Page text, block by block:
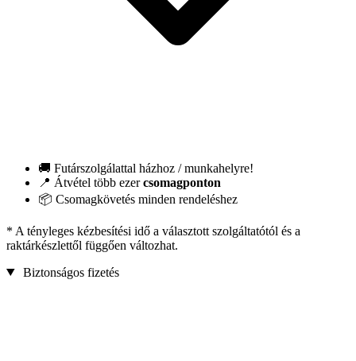
🚚 Futárszolgálattal házhoz / munkahelyre!
📍 Átvétel több ezercsomagponton
📦 Csomagkövetés minden rendeléshez
* A tényleges kézbesítési idő a választott szolgáltatótól és a
raktárkészlettől függően változhat.
Biztonságos fizetés